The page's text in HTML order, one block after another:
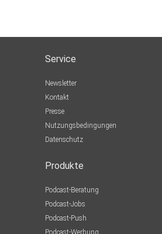
Service
Newsletter
Kontakt
Presse
Nutzungsbedingungen
Datenschutz
Produkte
Podcast-Beratung
Podcast-Jobs
Podcast-Push
Podcast-Werbung